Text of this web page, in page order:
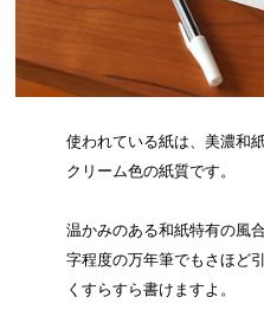
使われている紙は、美濃和
クリーム色の紙質です。
温かみのある和紙特有の風
字程度の万年筆でもさほど
くすらすら書けますよ。